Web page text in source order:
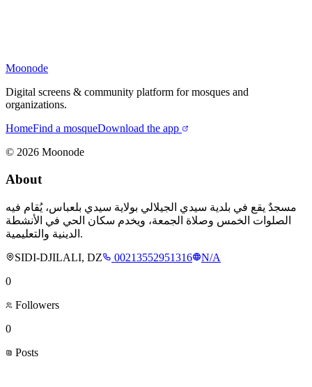
Moonode
Digital screens & community platform for mosques and
organizations.
HomeFind a mosqueDownload the app
© 2026 Moonode
About
مسجدٌ يقع في بلدية سيدي الجيلالي بولاية سيدي بلعباس، يُقام فيه
الصلوات الخمس وصلاة الجمعة، ويخدم سكان الحي في الأنشطة
الدينية والتعليمية.
SIDI-DJILALI, DZ
00213552951316
N/A
0
Followers
0
Posts